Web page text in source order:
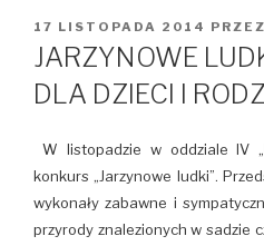
OPUBLIKOWANE
W
17 LISTOPADA 2014 PRZEZ
JARZYNOWE
DLA DZIECI I
W listopadzie w oddziale IV
konkurs „Jarzynowe ludki”.
wykonały zabawne i
przyrody znalezionych w sadzie